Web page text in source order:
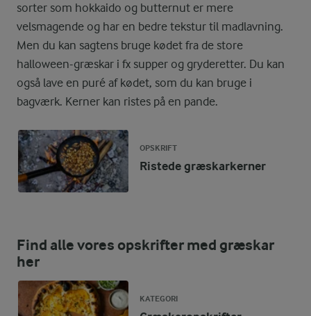
sorter som hokkaido og butternut er mere
velsmagende og har en bedre tekstur til madlavning.
Men du kan sagtens bruge kødet fra de store
halloween-græskar i fx supper og gryderetter. Du kan
også lave en puré af kødet, som du kan bruge i
bagværk. Kerner kan ristes på en pande.
OPSKRIFT
Ristede græskarkerner
Find alle vores opskrifter med græskar
her
KATEGORI